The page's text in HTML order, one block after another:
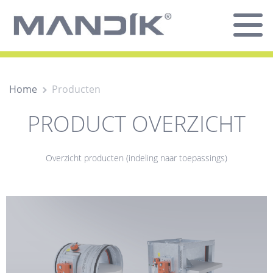
Home Producten
PRODUCT OVERZICHT
Overzicht producten (indeling naar toepassings)